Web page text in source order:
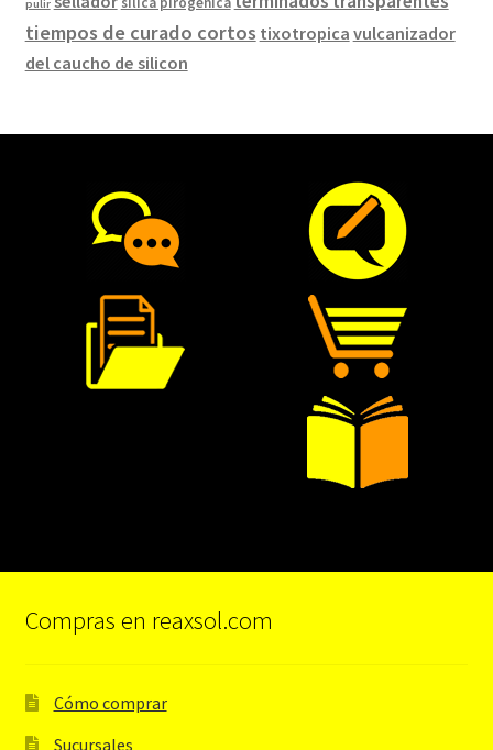
pulir
tiempos de curado cortos tixotropica vulcanizador
del caucho de silicon
Compras en reaxsol.com
Cómo comprar
Sucursales